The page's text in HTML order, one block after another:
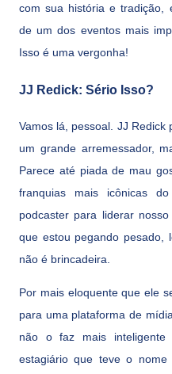
com sua história e tradição,
de um dos eventos mais
Isso é uma vergonha!
JJ Redick: Sério Isso?
Vamos lá, pessoal. JJ
um grande arremessador,
Parece até piada de mau
franquias mais icônicas
podcaster para liderar
que estou pegando pesado,
não é brincadeira.
Por mais eloquente que ele
para uma plataforma de
não o faz mais
estagiário que teve o